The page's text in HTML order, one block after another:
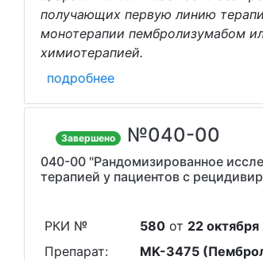
получающих первую линию
монотерапии пембролизумабом
химиотерапией.
подробнее
Завершено №040-00
040-00 "Рандомизированное
терапией у пациентов с
РКИ № 580от 22 октября
Препарат:
MK-3475